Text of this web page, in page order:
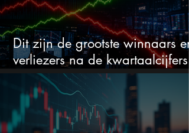
Dit zijn de grootste winnaars en
verliezers na de kwartaalcijfers
(2 springen eruit)